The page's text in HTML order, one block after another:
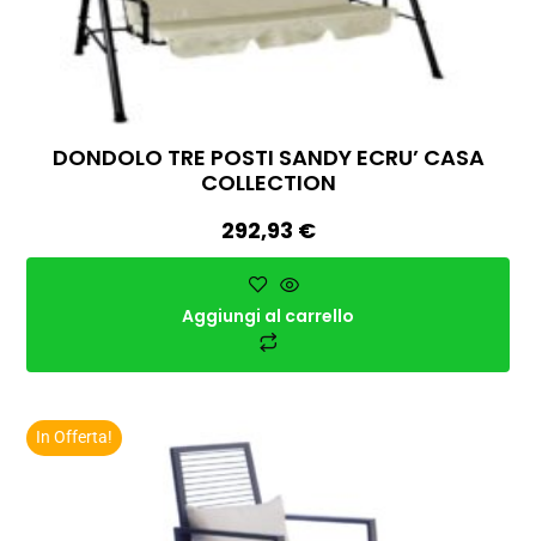
DONDOLO TRE POSTI SANDY ECRU’ CASA
COLLECTION
292,93 €
Aggiungi al carrello
In Offerta!